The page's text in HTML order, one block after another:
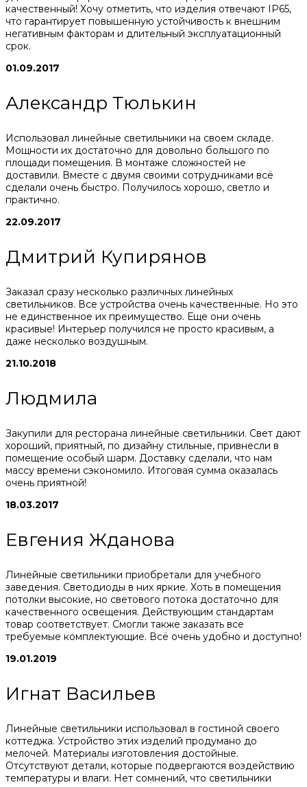
качественный! Хочу отметить, что изделия отвечают IP65,
что гарантирует повышенную устойчивость к внешним
негативным факторам и длительный эксплуатационный
срок.
01.09.2017
Александр Тюлькин
Использовал линейные светильники на своем складе.
Мощности их достаточно для довольно большого по
площади помещения. В монтаже сложностей не
доставили. Вместе с двумя своими сотрудниками всё
сделали очень быстро. Получилось хорошо, светло и
практично.
22.09.2017
Дмитрий Купирянов
Заказал сразу несколько различных линейных
светильников. Все устройства очень качественные. Но это
не единственное их преимущество. Еще они очень
красивые! Интерьер получился не просто красивым, а
даже несколько воздушным.
21.10.2018
Людмила
Закупили для ресторана линейные светильники. Свет дают
хороший, приятный, по дизайну стильные, привнесли в
помещение особый шарм. Доставку сделали, что нам
массу времени сэкономило. Итоговая сумма оказалась
очень приятной!
18.03.2017
Евгения Жданова
Линейные светильники приобретали для учебного
заведения. Светодиоды в них яркие. Хоть в помещения
потолки высокие, но светового потока достаточно для
качественного освещения. Действующим стандартам
товар соответствует. Смогли также заказать все
требуемые комплектующие. Всё очень удобно и доступно!
19.01.2019
Игнат Васильев
Линейные светильники использовал в гостиной своего
коттеджа. Устройство этих изделий продумано до
мелочей. Материалы изготовления достойные.
Отсутствуют детали, которые подвергаются воздействию
температуры и влаги. Нет сомнений, что светильники